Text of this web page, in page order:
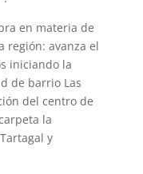
en materia de
región: avanza el
iniciando la
de barrio Las
del centro de
la
y